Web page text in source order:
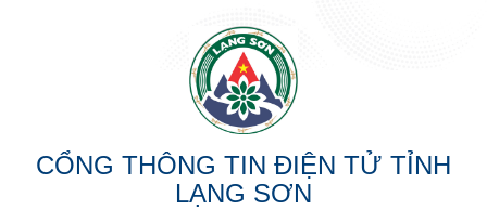
CỔNG THÔNG TIN ĐIỆN TỬ TỈNH
LẠNG SƠN